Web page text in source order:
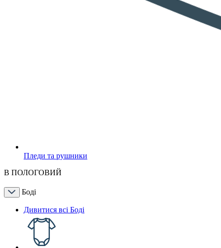
Пледи та рушники
В ПОЛОГОВИЙ
Боді
Дивитися всі Боді